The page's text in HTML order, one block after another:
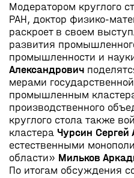
Модератором круглого
РАН, доктор физико-
раскроет в своем
развития
промышленности и
Александрович
мерами
промышленным
производственного
круглого стола также
кластера Чурсин Сергей
естественными
области» Мильков
По итогам обсуждения